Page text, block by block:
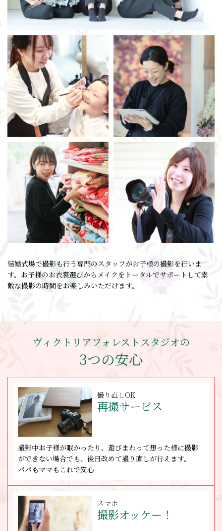
結婚式場で撮影も行う専門のスタッフがお子様の撮影を行いま
す。お子様のお衣裳選びからメイクをトータルでサポートして素
敵な撮影の時間をお楽しみいただけます。
ヴィクトリアフォレストスタジオの
3つの安心
撮り直しOK
再撮サービス
撮影中お子様が眠かったり、遊びまわって想った様に撮影
ができない場合でも、後日改めて撮り直しが行えます。
パパもママもこれで安心
スマホ
撮影オッケー！